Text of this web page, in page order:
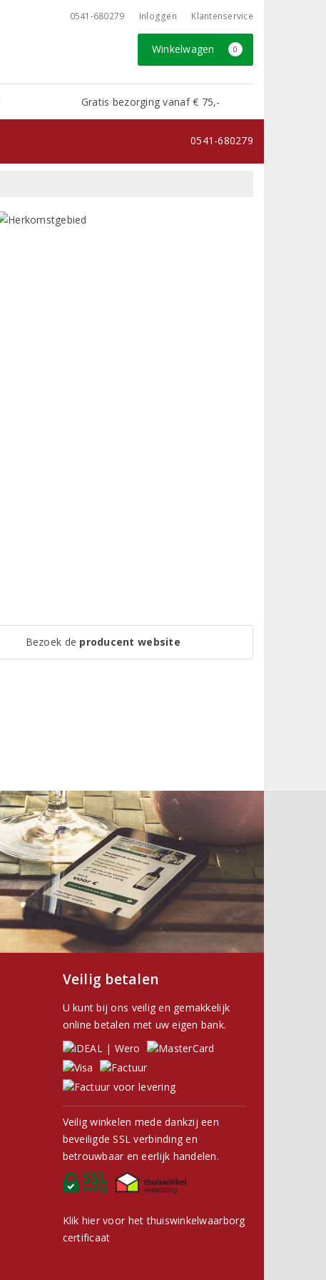
0541-680279 Inloggen Klantenservice
Winkelwagen 0
Gratis bezorging vanaf € 75,-
0541-680279
Bezoek de producent website
Veilig betalen
U kunt bij ons veilig en gemakkelijk
online betalen met uw eigen bank.
Veilig winkelen mede dankzij een
beveiligde SSL verbinding en
betrouwbaar en eerlijk handelen.
Klik hier voor het thuiswinkelwaarborg
certificaat